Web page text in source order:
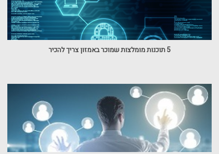
5 תוכנות מומלצות שמוכר באמזון צריך להכיר